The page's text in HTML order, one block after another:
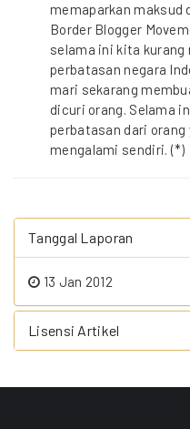
memaparkan maksud
Border Blogger
selama ini kita
perbatasan negara
mari sekarang
dicuri orang. Selama
perbatasan dari
mengalami sendiri. (*)
Tanggal Laporan
13 Jan 2012
Lisensi Artikel